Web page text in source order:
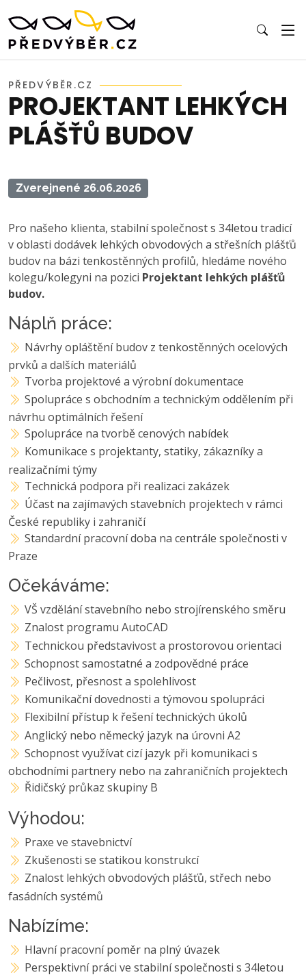
PŘEDVÝBĚR.CZ
PROJEKTANT LEHKÝCH
PLÁŠŤŮ BUDOV
Zverejnené 26.06.2026
Pro našeho klienta, stabilní společnost s 34letou tradicí
v oblasti dodávek lehkých obvodových a střešních plášťů
budov na bázi tenkostěnných profilů, hledáme nového
kolegu/kolegyni na pozici Projektant lehkých plášťů
budov.
Náplň práce:
Návrhy opláštění budov z tenkostěnných ocelových
prvků a dalších materiálů
Tvorba projektové a výrobní dokumentace
Spolupráce s obchodním a technickým oddělením při
návrhu optimálních řešení
Spolupráce na tvorbě cenových nabídek
Komunikace s projektanty, statiky, zákazníky a
realizačními týmy
Technická podpora při realizaci zakázek
Účast na zajímavých stavebních projektech v rámci
České republiky i zahraničí
Standardní pracovní doba na centrále společnosti v
Praze
Očekáváme:
VŠ vzdělání stavebního nebo strojírenského směru
Znalost programu AutoCAD
Technickou představivost a prostorovou orientaci
Schopnost samostatné a zodpovědné práce
Pečlivost, přesnost a spolehlivost
Komunikační dovednosti a týmovou spolupráci
Flexibilní přístup k řešení technických úkolů
Anglický nebo německý jazyk na úrovni A2
Schopnost využívat cizí jazyk při komunikaci s
obchodními partnery nebo na zahraničních projektech
Řidičský průkaz skupiny B
Výhodou:
Praxe ve stavebnictví
Zkušenosti se statikou konstrukcí
Znalost lehkých obvodových plášťů, střech nebo
fasádních systémů
Nabízíme:
Hlavní pracovní poměr na plný úvazek
Perspektivní práci ve stabilní společnosti s 34letou